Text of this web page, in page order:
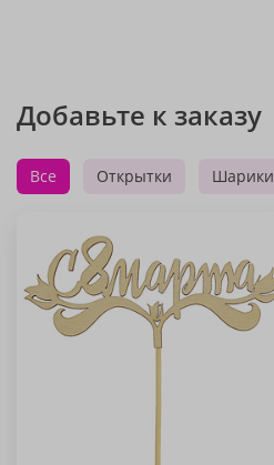
Добавьте к заказу
Все Открытки Шарики